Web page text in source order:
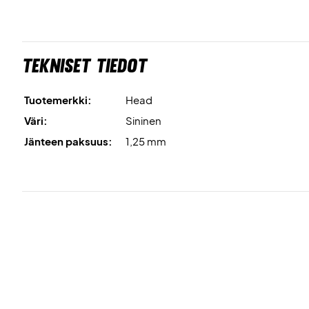
Tekniset tiedot
Tuotemerkki:
Head
Väri:
Sininen
Jänteen paksuus:
1,25 mm